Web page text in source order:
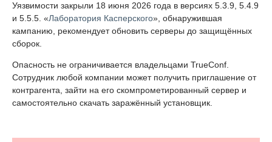
Уязвимости закрыли 18 июня 2026 года в версиях 5.3.9, 5.4.9
и 5.5.5. «Лаборатория Касперского», обнаружившая
кампанию, рекомендует обновить серверы до защищённых
сборок.
Опасность не ограничивается владельцами TrueConf.
Сотрудник любой компании может получить приглашение от
контрагента, зайти на его скомпрометированный сервер и
самостоятельно скачать заражённый установщик.